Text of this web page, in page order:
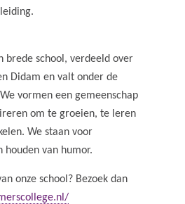
brede school, verdeeld over
Didam en valt onder de
vormen een gemeenschap
om te groeien, te leren
We staan voor
van humor.
onze school? Bezoek dan